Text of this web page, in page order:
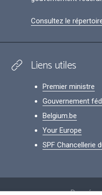
Consultez le
Liens utiles
Premier ministre
Gouvernement
Belgium.be
Your Europe
SPF Chancellerie